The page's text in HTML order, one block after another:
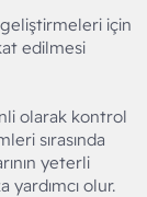
geliştirmeleri için
edilmesi
olarak kontrol
sırasında
yeterli
yardımcı olur.